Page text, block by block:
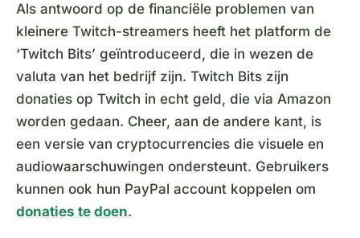
Als antwoord op de financiële problemen van
kleinere Twitch-streamers heeft het platform de
‘Twitch Bits’ geïntroduceerd, die in wezen de
valuta van het bedrijf zijn. Twitch Bits zijn
donaties op Twitch in echt geld, die via Amazon
worden gedaan. Cheer, aan de andere kant, is
een versie van cryptocurrencies die visuele en
audiowaarschuwingen ondersteunt. Gebruikers
kunnen ook hun PayPal account koppelen om
donaties te doen.